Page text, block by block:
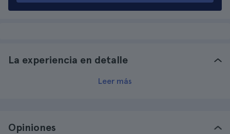
La experiencia en detalle
Leer más
Opiniones